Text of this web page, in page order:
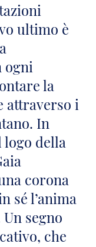
ultimo è
ogni
la
attraverso i
In
logo della
corona
sé l’anima
segno
che